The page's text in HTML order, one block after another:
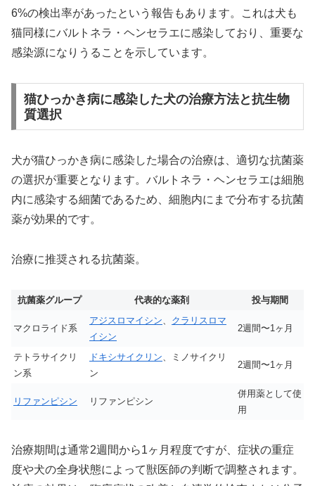
6%の検出率があったという報告もあります。これは犬も
猫同様にバルトネラ・ヘンセラエに感染しており、重要な
感染源になりうることを示しています。
猫ひっかき病に感染した犬の治療方法と抗生物
質選択
犬が猫ひっかき病に感染した場合の治療は、適切な抗菌薬
の選択が重要となります。バルトネラ・ヘンセラエは細胞
内に感染する細菌であるため、細胞内にまで分布する抗菌
薬が効果的です。
治療に推奨される抗菌薬。
抗菌薬グループ 代表的な薬剤 投与期間
マクロライド系
アジスロマイシン、 クラリスロマ
イシン
2週間〜1ヶ月
テトラサイクリ
ン系
ドキシサイクリン、ミノサイクリ
ン
2週間〜1ヶ月
リファンピシン リファンピシン
併用薬として使
用
治療期間は通常2週間から1ヶ月程度ですが、症状の重症
度や犬の全身状態によって獣医師の判断で調整されます。